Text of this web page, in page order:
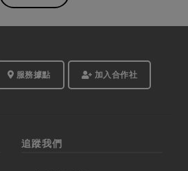
服務據點 加入合作社
追蹤我們